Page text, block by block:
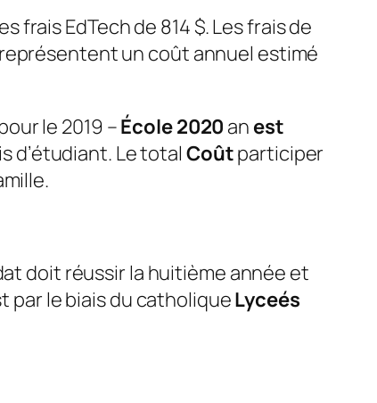
frais EdTech de 814 $. Les frais de
un coût annuel estimé
le 2019 –École 2020 an est
d’étudiant. Le total Coûtparticiper
doit réussir la huitième année et
par le biais du catholiqueLyceés